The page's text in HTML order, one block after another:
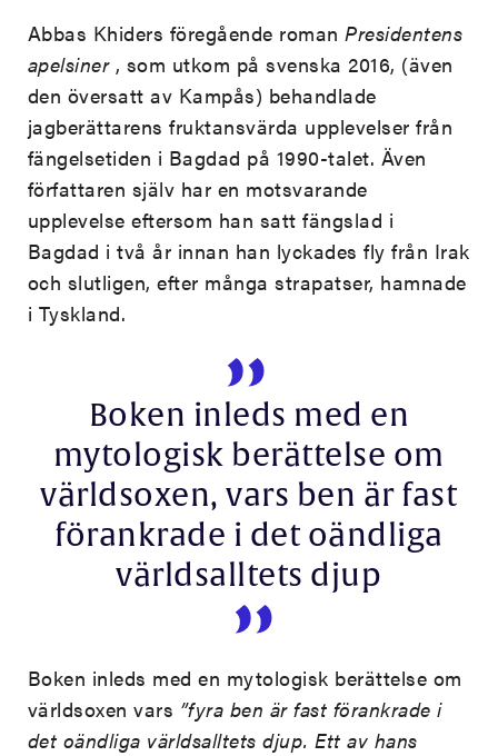
Abbas Khiders föregående romanPresidentens
apelsiner, som utkom på svenska 2016, (även
den översatt av Kampås) behandlade
jagberättarens fruktansvärda upplevelser från
fängelsetiden i Bagdad på 1990-talet. Även
författaren själv har en motsvarande
upplevelse eftersom han satt fängslad i
Bagdad i två år innan han lyckades fly från Irak
och slutligen, efter många strapatser, hamnade
i Tyskland.
Boken inleds med en
mytologisk berättelse om
världsoxen, vars ben är fast
förankrade i det oändliga
världsalltets djup
Boken inleds med en mytologisk berättelse om
världsoxen vars ”fyra ben är fast förankrade i
det oändliga världsalltets djup. Ett av hans